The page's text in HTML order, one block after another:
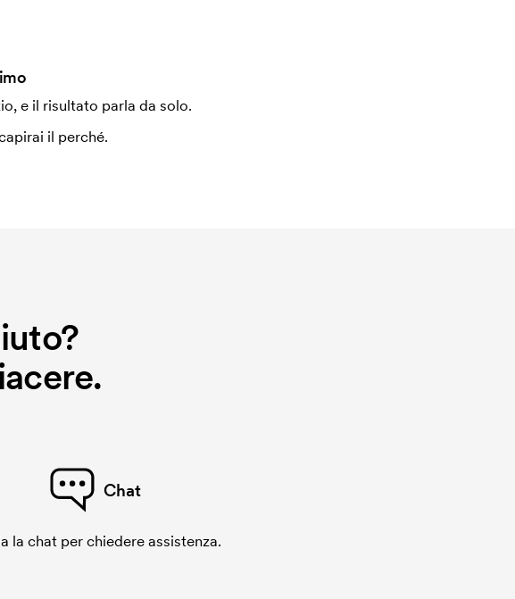
e il risultato parla da solo.
il perché.
Chat
la chat per chiedere assistenza.